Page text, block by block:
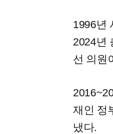
1996년
2024년
선 의원
재인 정
냈다.